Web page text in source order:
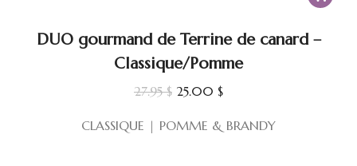
DUO gourmand de Terrine de canard –
Classique/Pomme
27.95$ Le
initial
25.00 $Le
actuel
CLASSIQUE | POMME & BRANDY